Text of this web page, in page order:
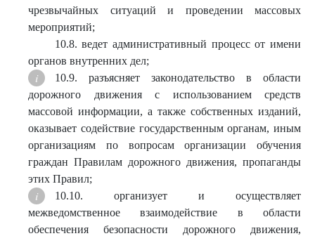
чрезвычайных ситуаций и проведении массовых
мероприятий;
10.8. ведет административный процесс от имени
органов внутренних дел;
10.9. разъясняет законодательство в области
дорожного движения с использованием средств
массовой информации, а также собственных изданий,
оказывает содействие государственным органам, иным
организациям по вопросам организации обучения
граждан Правилам дорожного движения, пропаганды
этих Правил;
10.10. организует и осуществляет
межведомственное взаимодействие в области
обеспечения безопасности дорожного движения,